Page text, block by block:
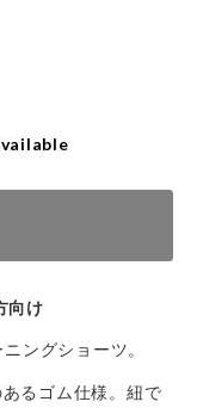
向け
ングショーツ。
るゴム仕様。紐で